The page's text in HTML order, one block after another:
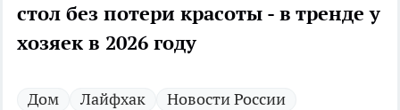
стол без потери красоты - в тренде у
хозяек в 2026 году
Дом Лайфхак Новости России